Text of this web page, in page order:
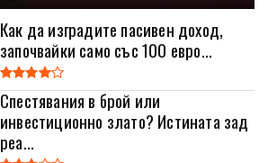
Как да изградите пасивен доход,
започвайки само със 100 евро...
Спестявания в брой или
инвестиционно злато? Истината зад
реа...